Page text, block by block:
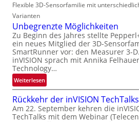
-
B
-
R
u
n
d
e
l
N
e
w
s
‘
Flexible 3D-Sensorfamilie mit
Varianten
Unbegrenzte Möglichkeiten
Zu Beginn des Jahres stellte
ein neues Mitglied der 3D-
SmartRunner vor: den Measurer 3-D.
inVISION sprach mit Annika
Technology…
Weiterlesen:
U
n
b
e
Rückkehr der inVISION TechTalks
Am 22. September kehren die
TechTalks mit dem Webinar